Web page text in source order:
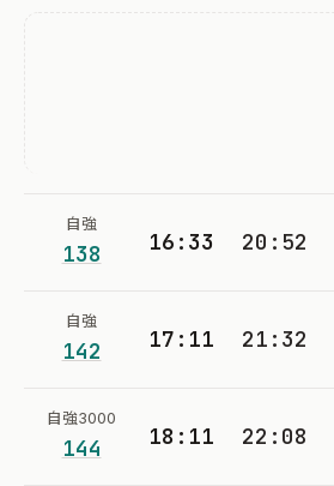
自強
138 16:33 20:52
自強
142 17:11 21:32
自強3000
144 18:11 22:08